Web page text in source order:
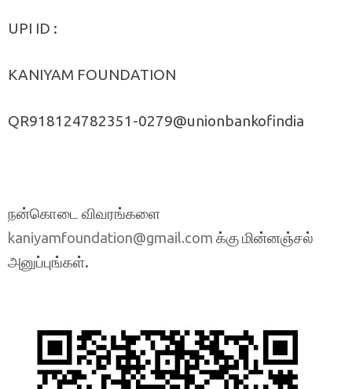
UPI ID :
KANIYAM FOUNDATION
QR918124782351-0279@unionbankofindia
நன்கொடை விவரங்களை
kaniyamfoundation@gmail.com க்கு மின்னஞ்சல்
அனுப்புங்கள்.